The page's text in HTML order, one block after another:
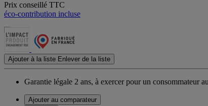
Prix conseillé TTC
éco-contribution incluse
Ajouter à la liste Enlever de la liste
Garantie légale 2 ans, à exercer pour un consommateur
Ajouter au comparateur